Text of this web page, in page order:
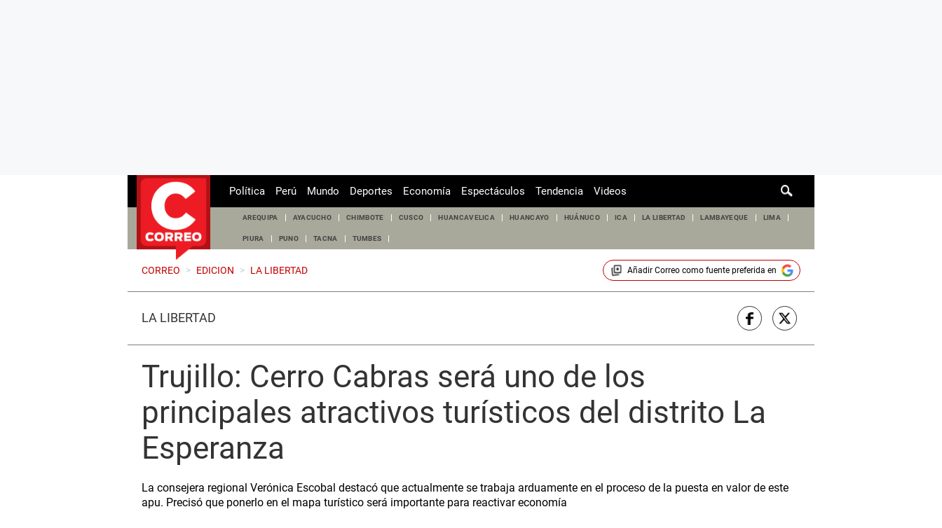
de
Política Perú Mundo Deportes Economía Espectáculos Tendencia Videos
AREQUIPA AYACUCHO CHIMBOTE CUSCO HUANCAVELICA HUANCAYO HUÁNUCO ICA LA LIBERTAD LAMBAYEQUE LIMA
PIURA PUNO TACNA TUMBES
CORREO > EDICION > LA LIBERTAD Añadir Correocomo fuente preferida en
LA LIBERTAD
Trujillo: Cerro Cabras será uno de los
principales atractivos turísticos del distrito La
Esperanza
La consejera regional Verónica Escobal destacó que actualmente se trabaja arduamente en el proceso de la puesta en valor de este
apu. Precisó que ponerlo en el mapa turístico será importante para reactivar economía